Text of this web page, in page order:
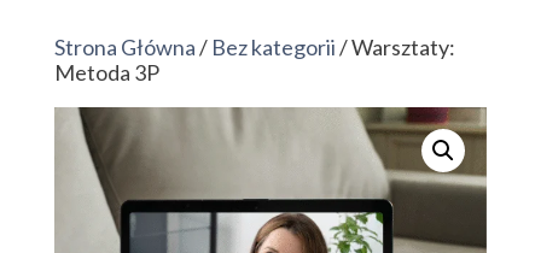
Strona Główna/ Bez kategorii/ Warsztaty:
Metoda 3P